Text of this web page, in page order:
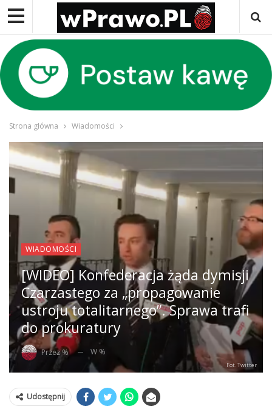
Strona główna Wiadomości
WIADOMOŚCI
[WIDEO] Konfederacja żąda dymisji
Czarzastego za „propagowanie
ustroju totalitarnego”. Sprawa trafi
do prokuratury
Przez % W %
Fot. Twitter
Udostępnij